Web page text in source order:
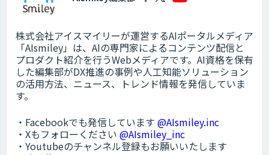
株式会社アイスマイリーが運営するAIポータルメディア
「AIsmiley」は、AIの専門家によるコンテンツ配信と
プロダクト紹介を行うWebメディアです。AI資格を保有
した編集部がDX推進の事例や人工知能ソリューション
の活用方法、ニュース、トレンド情報を発信していま
す。
・Facebookでも発信しています @AIsmiley.inc
・Xもフォローください @AIsmiley_inc
・Youtubeのチャンネル登録もお願いいたします